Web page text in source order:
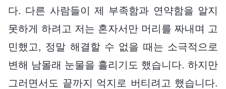
다. 다른 사람들이 제 부족함과 연약함을 알지
못하게 하려고 저는 혼자서만 머리를 짜내며 고
민했고, 정말 해결할 수 없을 때는 소극적으로
변해 남몰래 눈물을 흘리기도 했습니다. 하지만
그러면서도 끝까지 억지로 버티려고 했습니다.